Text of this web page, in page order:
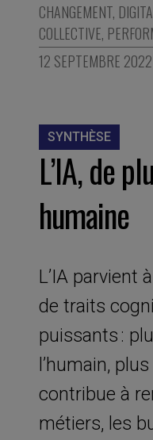
CHANGEMENT,
COLLECTIVE,
12 SEPTEMBRE 2022
SYNTHÈSE
L’IA, de
humaine
L’IA parvient
de traits
puissants :
l’humain,
contribue à
métiers, les